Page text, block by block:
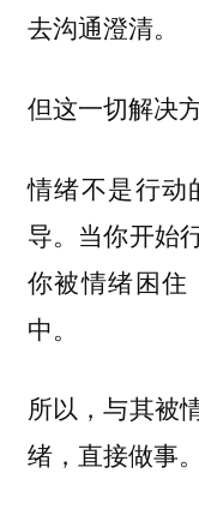
去沟通澄清。
但这一切解决
情绪不是行动
导。 当你开始
你被情绪困住
中。
所以，与其被
绪，直接做事。